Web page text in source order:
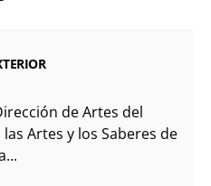
de Artes del
Artes y los Saberes de